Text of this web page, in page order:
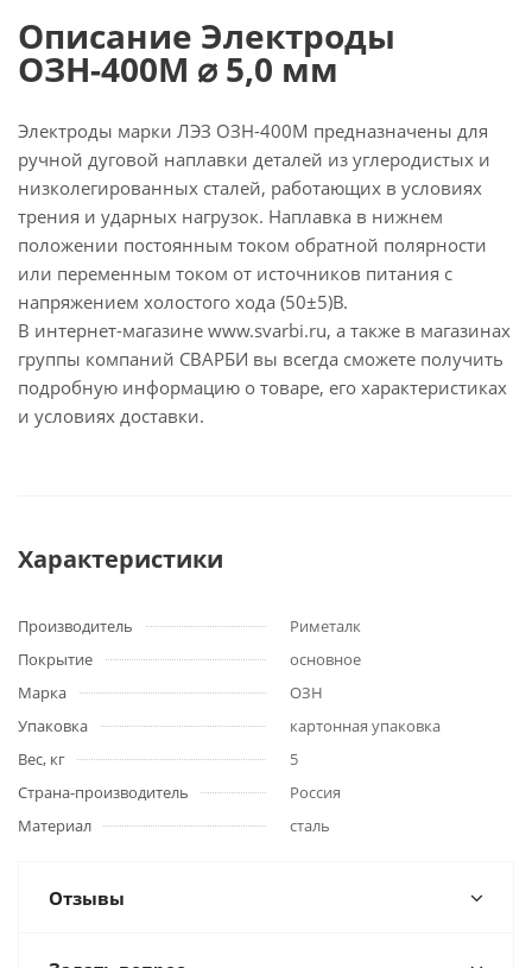
Описание Электроды
ОЗН-400М ⌀ 5,0 мм
Электроды марки ЛЭЗ ОЗН-400М предназначены для
ручной дуговой наплавки деталей из углеродистых и
низколегированных сталей, работающих в условиях
трения и ударных нагрузок. Наплавка в нижнем
положении постоянным током обратной полярности
или переменным током от источников питания с
напряжением холостого хода (50±5)В.
В интернет-магазине www.svarbi.ru, а также в магазинах
группы компаний СВАРБИ вы всегда сможете получить
подробную информацию о товаре, его характеристиках
и условиях доставки.
Характеристики
Производитель
Риметалк
Покрытие
основное
Марка
ОЗН
Упаковка
картонная упаковка
Вес, кг
5
Страна-производитель
Россия
Материал
сталь
Отзывы